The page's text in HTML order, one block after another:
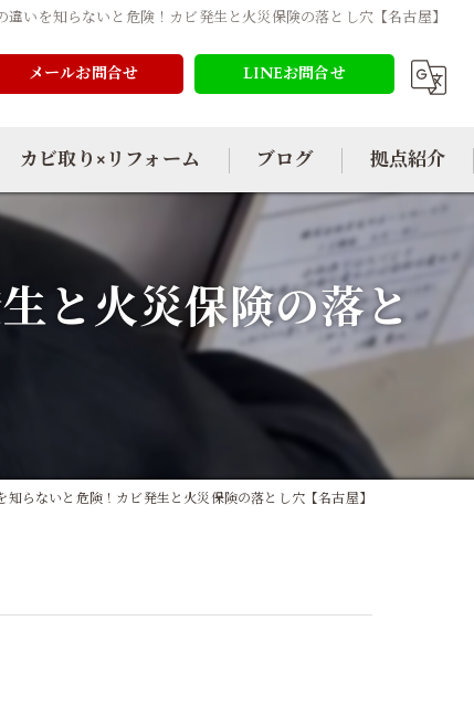
違いを知らないと危険！カビ発生と火災保険の落とし穴【名古屋】
メールお問合せ LINEお問合せ
カビ取り×リフォーム ブログ 拠点紹介
と火災保険の落と
知らないと危険！カビ発生と火災保険の落とし穴【名古屋】